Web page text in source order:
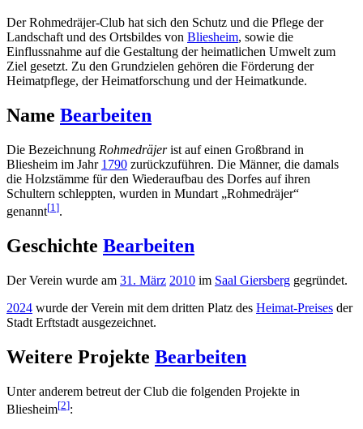
Der Rohmedräjer-Club hat sich den Schutz und die Pflege der
Landschaft und des Ortsbildes von Bliesheim, sowie die
Einflussnahme auf die Gestaltung der heimatlichen Umwelt zum
Ziel gesetzt. Zu den Grundzielen gehören die Förderung der
Heimatpflege, der Heimatforschung und der Heimatkunde.
Name Bearbeiten
Die Bezeichnung Rohmedräjerist auf einen Großbrand in
Bliesheim im Jahr 1790 zurückzuführen. Die Männer, die damals
die Holzstämme für den Wiederaufbau des Dorfes auf ihren
Schultern schleppten, wurden in Mundart „Rohmedräjer“
genannt[1 ].
Geschichte Bearbeiten
Der Verein wurde am 31. März 2010 im Saal Giersberg gegründet.
2024 wurde der Verein mit dem dritten Platz des Heimat-Preises der
Stadt Erftstadt ausgezeichnet.
Weitere Projekte Bearbeiten
Unter anderem betreut der Club die folgenden Projekte in
Bliesheim[2]: